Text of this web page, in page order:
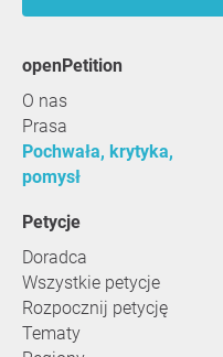
openPetition
O nas
Prasa
Pochwała, krytyka,
pomysł
Petycje
Doradca
Wszystkie petycje
Rozpocznij petycję
Tematy